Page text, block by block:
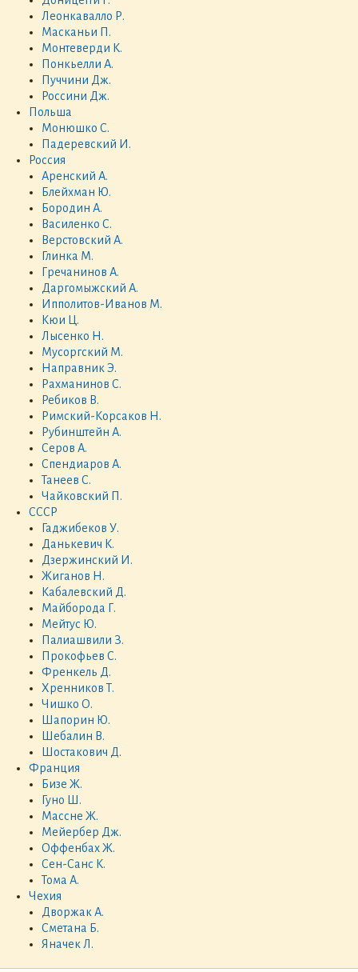
Леонкавалло Р.
Масканьи П.
Монтеверди К.
Понкьелли А.
Пуччини Дж.
Россини Дж.
Польша
Монюшко С.
Падеревский И.
Россия
Аренский А.
Блейхман Ю.
Бородин А.
Василенко С.
Верстовский А.
Глинка М.
Гречанинов А.
Даргомыжский А.
Ипполитов-Иванов М.
Кюи Ц.
Лысенко Н.
Мусоргский М.
Направник Э.
Рахманинов С.
Ребиков В.
Римский-Корсаков Н.
Рубинштейн А.
Серов А.
Спендиаров А.
Танеев С.
Чайковский П.
СССР
Гаджибеков У.
Данькевич К.
Дзержинский И.
Жиганов Н.
Кабалевский Д.
Майборода Г.
Мейтус Ю.
Палиашвили З.
Прокофьев С.
Френкель Д.
Хренников Т.
Чишко О.
Шапорин Ю.
Шебалин В.
Шостакович Д.
Франция
Бизе Ж.
Гуно Ш.
Массне Ж.
Мейербер Дж.
Оффенбах Ж.
Сен-Санс К.
Тома А.
Чехия
Дворжак А.
Сметана Б.
Яначек Л.